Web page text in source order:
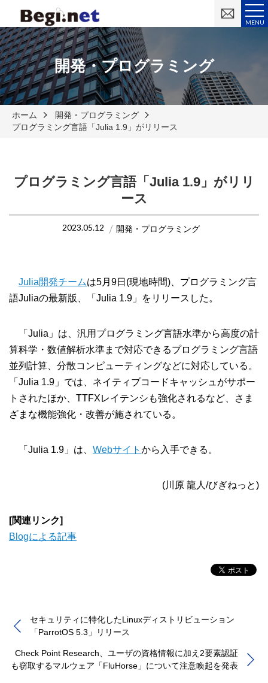
MENU
い
開発・プログラミング
ホーム
開発・プログラミング
プログラミング言語「Julia 1.9」がリリース
プログラミング言語「Julia 1.9」がリリ
ース
2023.05.12 開発・プログラミング
Julia開発チームは5月9日(現地時間)、プログラミング言
語Juliaの最新版、「Julia 1.9」をリリースした。
「Julia」は、汎用プログラミング言語水準から高度の計
算科学・数値解析水準まで対応できるプログラミング言語
並列計算、分散コンピューティングなどに対応している。
「Julia 1.9」では、ネイティブコードキャッシュがサポー
トされたほか、TTFXレイテンシも強化されるなど、さま
ざまな機能強化・改善が施されている。
「Julia 1.9」は、 Webサイト から入手できる。
(川原 龍人/びぎねっと)
[関連リンク]
Blogによる記事
セキュリティに特化したLinuxディストリビューション
「ParrotOS 5.3」リリース
Check Point Research、ユーザの資格情報に加え2要素認証
も窃取するマルウェア「FluHorse」について注意喚起を発表